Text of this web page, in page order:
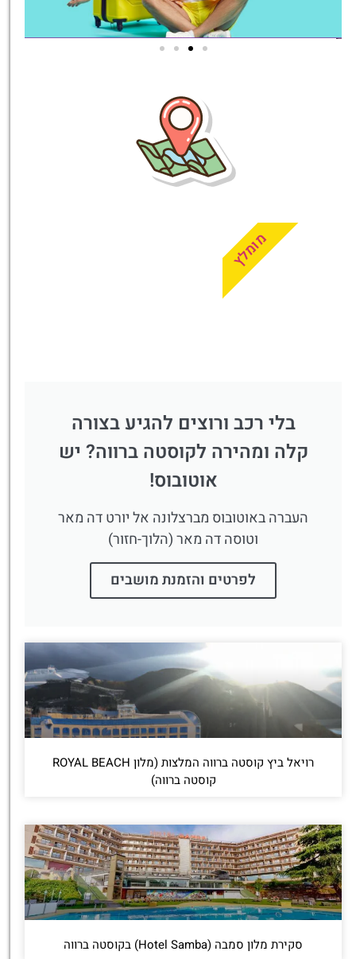
בלי רכב ורוצים להגיע בצורה
קלה ומהירה לקוסטה ברווה? יש
אוטובוס!
העברה באוטובוס מברצלונה אל יורט דה מאר
וטוסה דה מאר (הלוך-חזור)
לפרטים והזמנת מושבים
מומלץ
רויאל ביץ קוסטה ברווה המלצות (מלון ROYAL BEACH
קוסטה ברווה)
סקירת מלון סמבה (Hotel Samba) בקוסטה ברווה